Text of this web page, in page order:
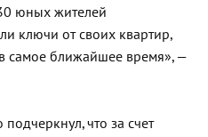
юных жителей
ключи от своих квартир,
самое ближайшее время», —
что за счет